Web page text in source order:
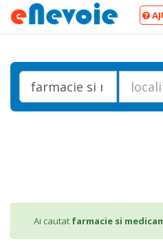
Ai cautat farmacie si